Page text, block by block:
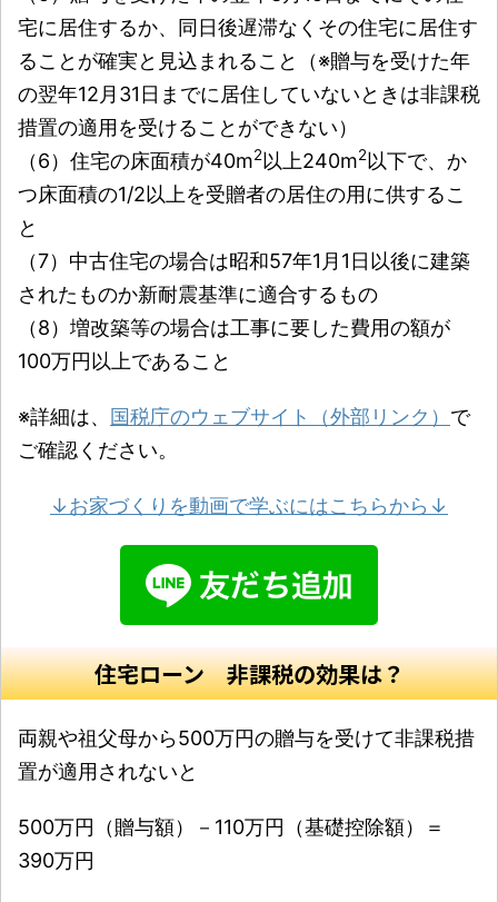
宅に居住するか、同日後遅滞なくその住宅に居住す
ることが確実と見込まれること（※贈与を受けた年
の翌年12月31日までに居住していないときは非課税
措置の適用を受けることができない）
（6）住宅の床面積が40m2以上240m2以下で、か
つ床面積の1/2以上を受贈者の居住の用に供するこ
と
（7）中古住宅の場合は昭和57年1月1日以後に建築
されたものか新耐震基準に適合するもの
（8）増改築等の場合は工事に要した費用の額が
100万円以上であること
※詳細は、 国税庁のウェブサイト（外部リンク） で
ご確認ください。
↓お家づくりを動画で学ぶにはこちらから↓
住宅ローン 非課税の効果は？
両親や祖父母から500万円の贈与を受けて非課税措
置が適用されないと
500万円（贈与額）－110万円（基礎控除額）＝
390万円